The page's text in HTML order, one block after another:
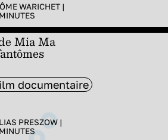
WARICHET |
MINUTES
Mia Ma
documentaire
PRESZOW |
MINUTES